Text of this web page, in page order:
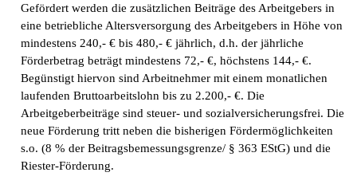
Gefördert werden die zusätzlichen Beiträge des Arbeitgebers in
eine betriebliche Altersversorgung des Arbeitgebers in Höhe von
mindestens 240,- € bis 480,- € jährlich, d.h. der jährliche
Förderbetrag beträgt mindestens 72,- €, höchstens 144,- €.
Begünstigt hiervon sind Arbeitnehmer mit einem monatlichen
laufenden Bruttoarbeitslohn bis zu 2.200,- €. Die
Arbeitgeberbeiträge sind steuer- und sozialversicherungsfrei. Die
neue Förderung tritt neben die bisherigen Fördermöglichkeiten
s.o. (8 % der Beitragsbemessungsgrenze/ § 363 EStG) und die
Riester-Förderung.